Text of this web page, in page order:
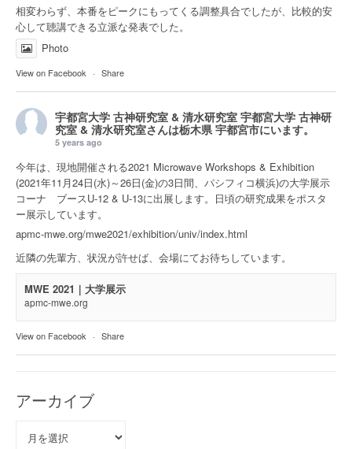
相変わらず、本番をピークにもってくる調整具合でしたが、比較的安
心して聴講できる立派な発表でした。
Photo
View on Facebook · Share
宇都宮大学 古神研究室 & 清水研究室 宇都宮大学 古神研
究室 & 清水研究室さんは栃木県 宇都宮市にいます。
5 years ago
今年は、現地開催される2021 Microwave Workshops & Exhibition
(2021年11月24日(水)～26日(金)の3日間、パシフィコ横浜)の大学展示
コーナ ブースU-12 & U-13に出展します。日頃の研究成果をポスタ
ー展示しています。
apmc-mwe.org/mwe2021/exhibition/univ/index.html
近隣の先輩方、状況が許せば、会場にてお待ちしています。
MWE 2021｜大学展示
apmc-mwe.org
View on Facebook · Share
アーカイブ